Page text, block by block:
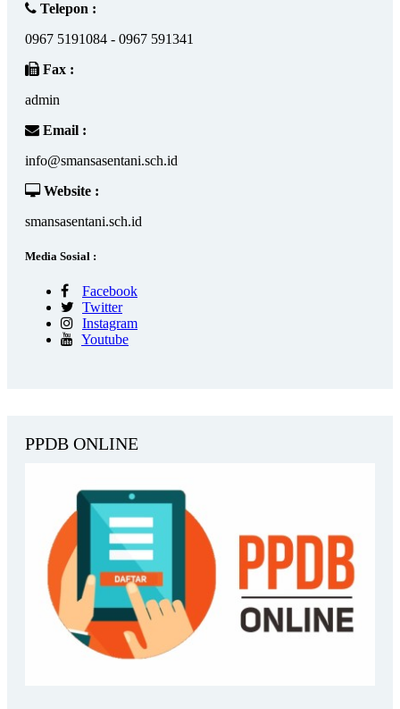
Telepon :
0967 5191084 - 0967 591341
Fax :
admin
Email :
info@smansasentani.sch.id
Website :
smansasentani.sch.id
Media Sosial :
Facebook
Twitter
Instagram
Youtube
PPDB ONLINE